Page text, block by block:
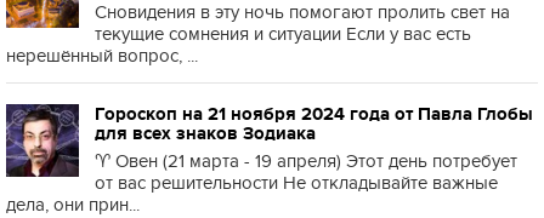
Сновидения в эту ночь помогают пролить свет на
текущие сомнения и ситуации Если у вас есть
нерешённый вопрос, ...
Гороскоп на 21 ноября 2024 года от Павла Глобы
для всех знаков Зодиака
♈️ Овен (21 марта - 19 апреля) Этот день потребует
от вас решительности Не откладывайте важные
дела, они прин...